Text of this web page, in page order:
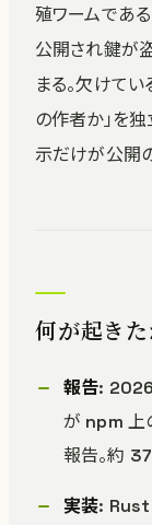
殖ワームであ
公開され鍵が
まる。欠けて
の作者か」を
示だけが公開
何が起き
報告:
が npm 上
報告。約
実装: Rust